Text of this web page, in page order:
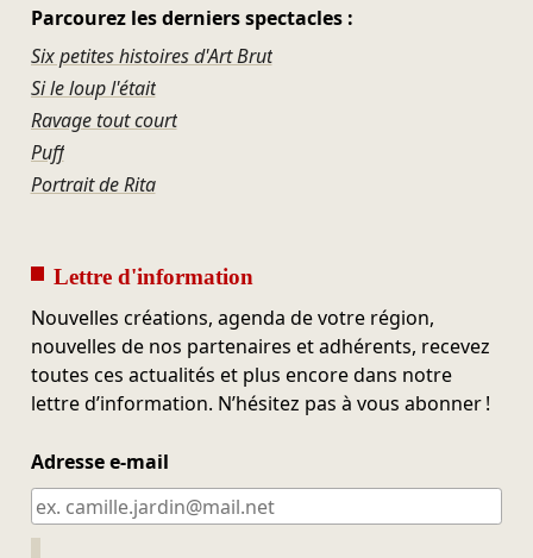
Parcourez les derniers spectacles :
Six petites histoires d'Art Brut
Si le loup l'était
Ravage tout court
Puff
Portrait de Rita
Lettre d'information
Nouvelles créations, agenda de votre région,
nouvelles de nos partenaires et adhérents, recevez
toutes ces actualités et plus encore dans notre
lettre d’information. N’hésitez pas à vous abonner !
Adresse e-mail